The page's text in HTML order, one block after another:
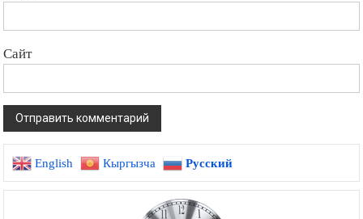
Сайт
English Кыргызча Русский